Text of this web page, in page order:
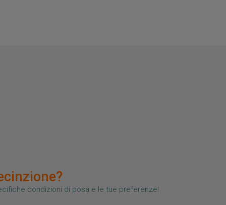
condizioni di posa e le tue preferenze!